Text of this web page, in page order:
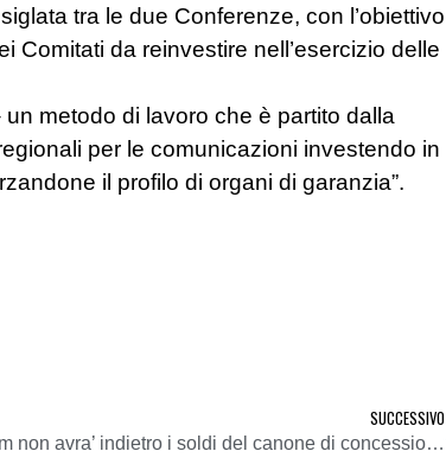
tra le due Conferenze, con l’obiettivo
Comitati da reinvestire nell’esercizio delle
metodo di lavoro che è partito dalla
per le comunicazioni investendo in
il profilo di organi di garanzia”.
SUCCESSIVO
Telecom non avra’ indietro i soldi del canone di concessione pagato nel 1998